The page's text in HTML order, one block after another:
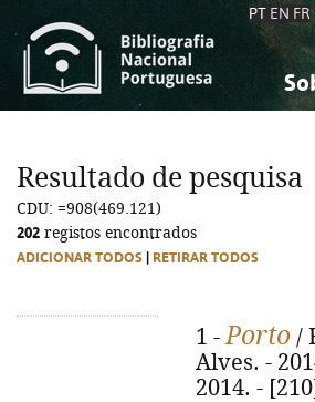
PT EN FR
Resultado de pesquisa
CDU: =908(469.121)
202 registos encontrados
ADICIONAR TODOS RETIRAR TODOS
1 -Porto /
Alves. -
2014. -